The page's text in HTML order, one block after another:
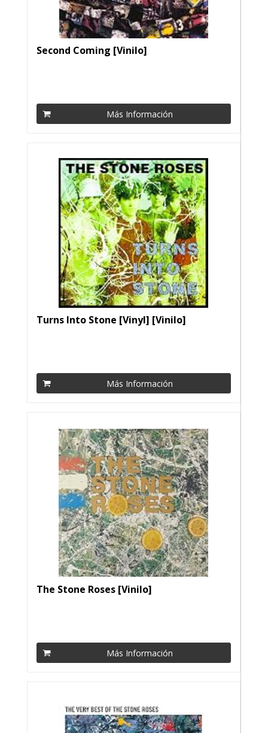
Second Coming [Vinilo]
Más Información
Turns Into Stone [Vinyl] [Vinilo]
Más Información
The Stone Roses [Vinilo]
Más Información